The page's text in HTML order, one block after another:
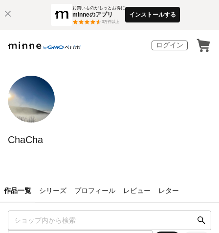
お買いものがもっとお得に
minneのアプリ
3万件以上
インストールする
ログイン
ChaCha
作品一覧 シリーズ プロフィール レビュー レター